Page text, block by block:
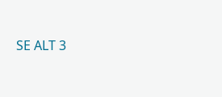
SE ALT 3